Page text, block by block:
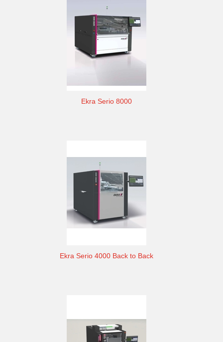
Ekra Serio 8000
Ekra Serio 4000 Back to Back